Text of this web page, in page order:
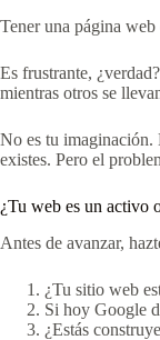
Tener una página
Es frustrante,
mientras otros se
No es tu imaginación.
existes. Pero el
¿Tu web es un activo
Antes de avanzar,
¿Tu sitio web
Si hoy Google
¿Estás